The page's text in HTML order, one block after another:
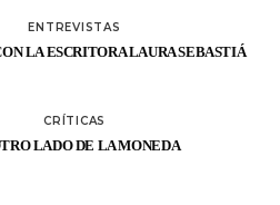
ENTREVISTAS
LA ESCRITORA LAURA SEBASTIÁ
CRÍTICAS
LADO DE LA MONEDA